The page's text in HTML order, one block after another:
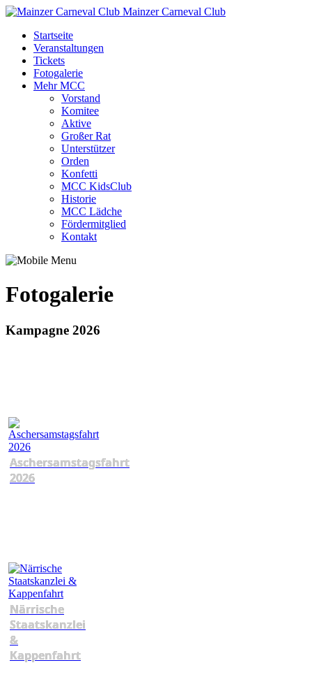
Mainzer Carneval Club
Startseite
Veranstaltungen
Tickets
Fotogalerie
Mehr MCC
Vorstand
Komitee
Aktive
Großer Rat
Unterstützer
Orden
Konfetti
MCC KidsClub
Historie
MCC Lädche
Fördermitglied
Kontakt
Fotogalerie
Kampagne 2026
Aschersamstagsfahrt
2026
Närrische
Staatskanzlei
&
Kappenfahrt